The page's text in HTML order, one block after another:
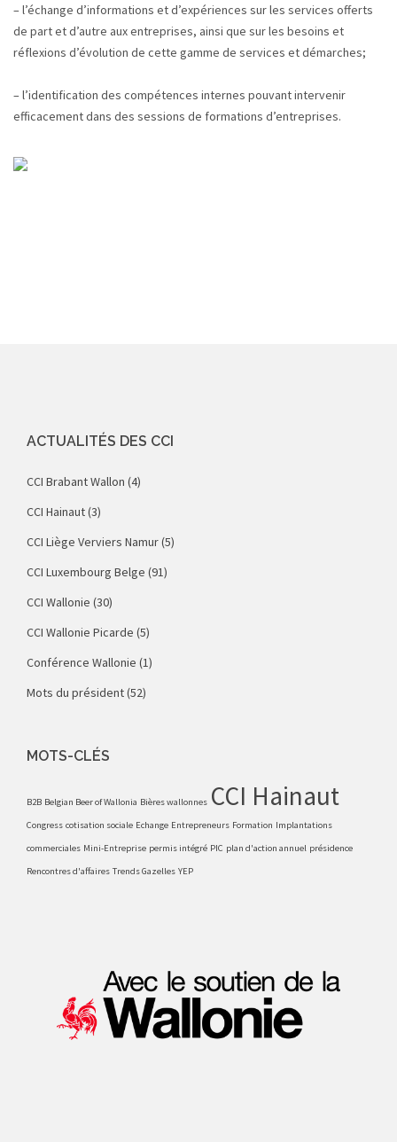
– l’échange d’informations et d’expériences sur les services offerts
de part et d’autre aux entreprises, ainsi que sur les besoins et
réflexions d’évolution de cette gamme de services et démarches;
– l’identification des compétences internes pouvant intervenir
efficacement dans des sessions de formations d’entreprises.
ACTUALITÉS DES CCI
CCI Brabant Wallon (4)
CCI Hainaut(3)
CCI Liège Verviers Namur(5)
CCI Luxembourg Belge (91)
CCI Wallonie (30)
CCI Wallonie Picarde (5)
Conférence Wallonie (1)
Mots du président(52)
MOTS-CLÉS
B2B Belgian Beer of Wallonia Bières wallonnes CCI Hainaut
Congress cotisation sociale Echange Entrepreneurs Formation Implantations
commerciales Mini-Entreprise permis intégré PIC plan d'action annuel présidence
Rencontres d'affaires Trends Gazelles YEP